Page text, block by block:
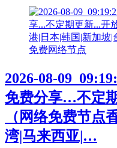
免费网络节点
2026-08-
免费分享…不定
（网络免费节点
湾|马来西亚|…